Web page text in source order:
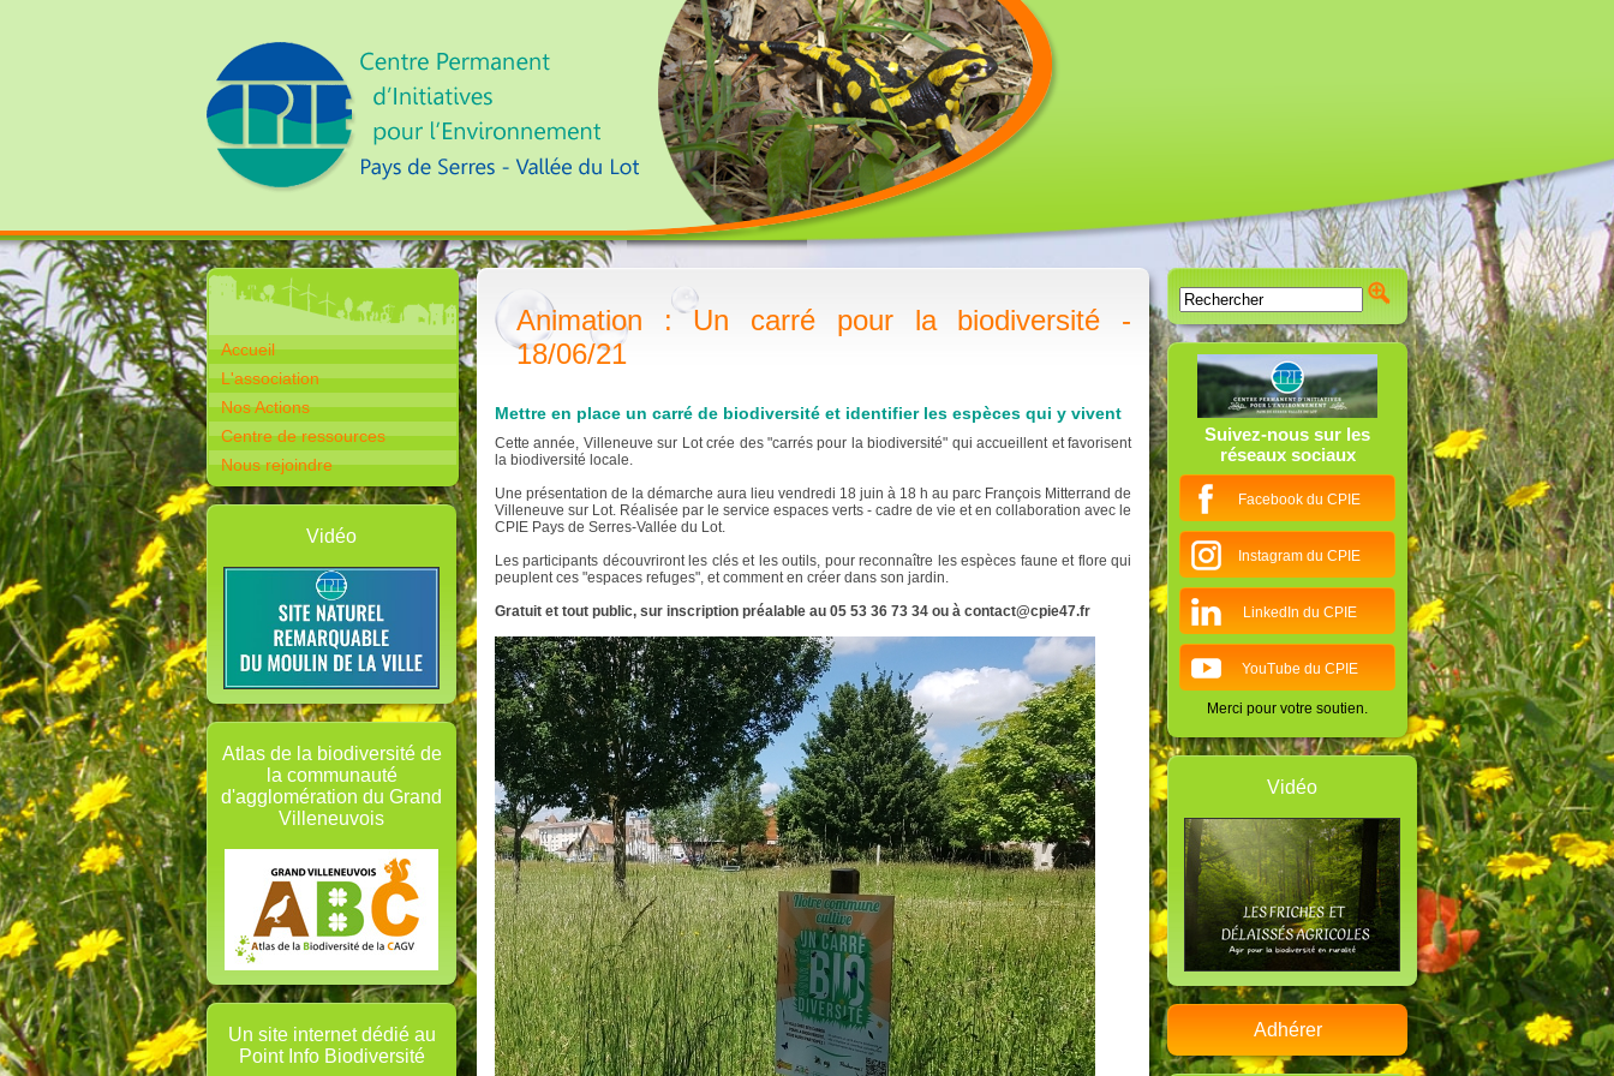
Accueil
L'association
Nos Actions
Centre de ressources
Nous rejoindre
Vidéo
Atlas de la biodiversité de
la communauté
d'agglomération du Grand
Villeneuvois
Un site internet dédié au
Point Info Biodiversité
Animation : Un carré pour la biodiversité -
18/06/21
Mettre en place un carré de biodiversité et identifier les espèces qui y vivent
Cette année, Villeneuve sur Lot crée des "carrés pour la biodiversité" qui accueillent et favorisent
la biodiversité locale.
Une présentation de la démarche aura lieu vendredi 18 juin à 18 h au parc François Mitterrand de
Villeneuve sur Lot. Réalisée par le service espaces verts - cadre de vie et en collaboration avec le
CPIE Pays de Serres-Vallée du Lot.
Les participants découvriront les clés et les outils, pour reconnaître les espèces faune et flore qui
peuplent ces "espaces refuges", et comment en créer dans son jardin.
Gratuit et tout public, sur inscription préalable au 05 53 36 73 34 ou à contact@cpie47.fr
Suivez-nous sur les
réseaux sociaux
Facebook du CPIE
Instagram du CPIE
LinkedIn du CPIE
YouTube du CPIE
Merci pour votre soutien.
Vidéo
Adhérer